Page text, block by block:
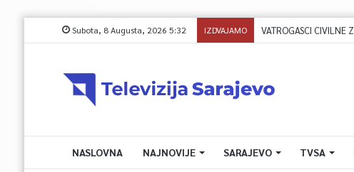
Subota, 8 Augusta, 2026 5:32 IZDVAJAMO VATROGASCI CIVILNE
NASLOVNA NAJNOVIJE SARAJEVO TVSA